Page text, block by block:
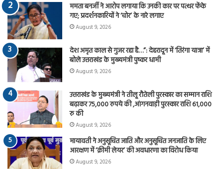
ममता बनर्जी ने आरोप लगाया कि उनकी कार पर पत्थर फेंके
गए; प्रदर्शनकारियों ने ‘चोर’ के नारे लगाए
August 9, 2026
देश अमृत काल से गुजर रहा है…”: देहरादून में ‘तिरंगा यात्रा’ में
बोले उत्तराखंड के मुख्यमंत्री पुष्कर धामी
August 9, 2026
उत्तराखंड के मुख्यमंत्री ने तीलू रौतेली पुरस्कार का सम्मान राशि
बढ़ाकर 75,000 रुपये की ,आंगनवाड़ी पुरस्कार राशि 61,000
रु की
August 9, 2026
मायावती ने अनुसूचित जाति और अनुसूचित जनजाति के लिए
आरक्षण में ‘क्रीमी लेयर’ की अवधारणा का विरोध किया
August 9, 2026